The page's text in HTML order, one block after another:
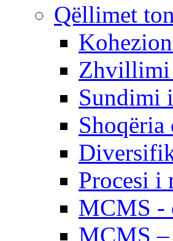
Qëllimet
Zhvillimi
Sundimi
Procesi i
MCMS -
MCMS –